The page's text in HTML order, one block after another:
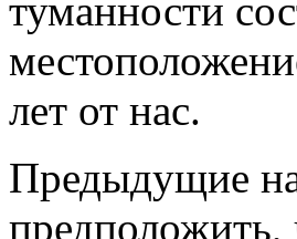
туманности
лет от нас.
Предыдущие
предположить,